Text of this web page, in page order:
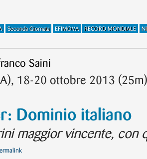
Seconda Giornata EFIMOVA RECORD MONDIALE
Saini
18-20 ottobre 2013
Dominio italiano
maggior vincente, con